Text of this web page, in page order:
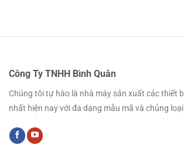
Công Ty TNHH Bình Quân
Chúng tôi tự hào là nhà máy sản xuất các thiết
nhất hiện nay với đa dạng mẫu mã và chủng